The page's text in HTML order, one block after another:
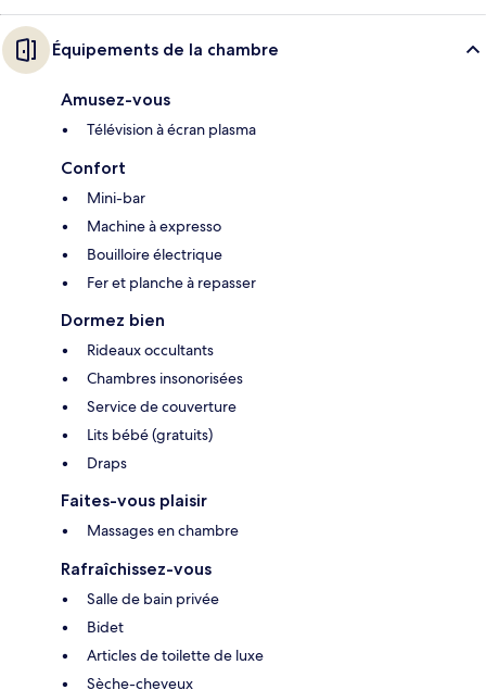
Équipements de la chambre
Amusez-vous
Télévision à écran plasma
Confort
Mini-bar
Machine à expresso
Bouilloire électrique
Fer et planche à repasser
Dormez bien
Rideaux occultants
Chambres insonorisées
Service de couverture
Lits bébé (gratuits)
Draps
Faites-vous plaisir
Massages en chambre
Rafraîchissez-vous
Salle de bain privée
Bidet
Articles de toilette de luxe
Sèche-cheveux